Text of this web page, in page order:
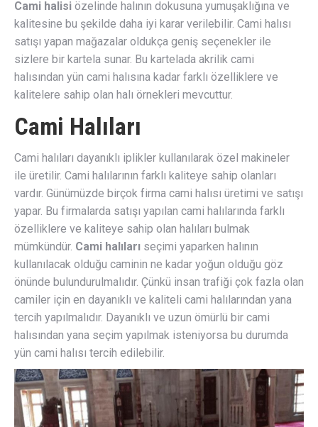
Cami halisi özelinde halının dokusuna yumuşaklığına ve
kalitesine bu şekilde daha iyi karar verilebilir. Cami halısı
satışı yapan mağazalar oldukça geniş seçenekler ile
sizlere bir kartela sunar. Bu kartelada akrilik cami
halısından yün cami halısına kadar farklı özelliklere ve
kalitelere sahip olan halı örnekleri mevcuttur.
Cami Halıları
Cami halıları dayanıklı iplikler kullanılarak özel makineler
ile üretilir. Cami halılarının farklı kaliteye sahip olanları
vardır. Günümüzde birçok firma cami halısı üretimi ve satışı
yapar. Bu firmalarda satışı yapılan cami halılarında farklı
özelliklere ve kaliteye sahip olan halıları bulmak
mümkündür. Cami halıları seçimi yaparken halının
kullanılacak olduğu caminin ne kadar yoğun olduğu göz
önünde bulundurulmalıdır. Çünkü insan trafiği çok fazla olan
camiler için en dayanıklı ve kaliteli cami halılarından yana
tercih yapılmalıdır. Dayanıklı ve uzun ömürlü bir cami
halısından yana seçim yapılmak isteniyorsa bu durumda
yün cami halısı tercih edilebilir.